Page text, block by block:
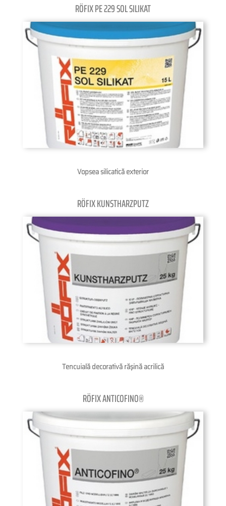
RÖFIX PE 229 SOL SILIKAT
Vopsea silicatică exterior
RÖFIX KUNSTHARZPUTZ
Tencuială decorativă răşină acrilică
RÖFIX ANTICOFINO®